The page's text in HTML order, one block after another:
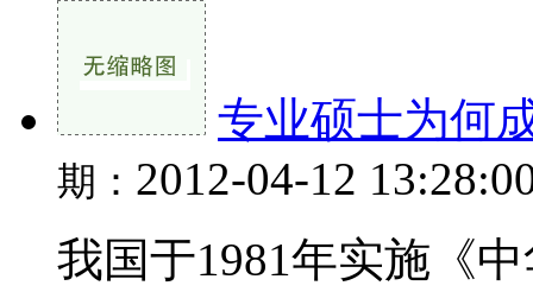
专业硕士为何
期： 2012-04-12
我国于1981年实施《